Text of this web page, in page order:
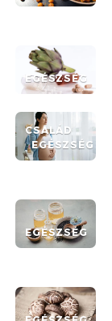
EGÉSZSÉG
CSALÁD
EGÉSZSÉG
EGÉSZSÉG